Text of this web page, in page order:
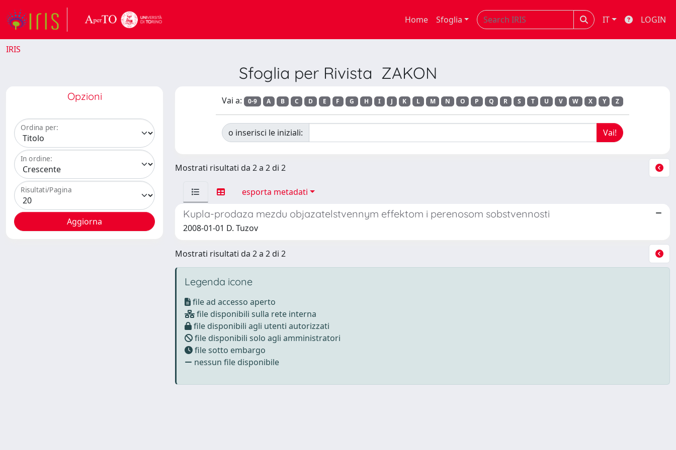
Home Sfoglia IT LOGIN
IRIS
Sfoglia per Rivista ZAKON
Opzioni
Ordina per:
In ordine:
Risultati/Pagina
Vai a: 0-9 A B C D E F G H I J K L M N O P Q R S T U V W X Y Z
o inserisci le iniziali:
Mostrati risultati da 2 a 2 di 2
esporta metadati
Kupla-prodaza mezdu objazatelstvennym effektom i perenosom sobstvennosti
2008-01-01 D. Tuzov
Mostrati risultati da 2 a 2 di 2
Legenda icone
file ad accesso aperto
file disponibili sulla rete interna
file disponibili agli utenti autorizzati
file disponibili solo agli amministratori
file sotto embargo
nessun file disponibile